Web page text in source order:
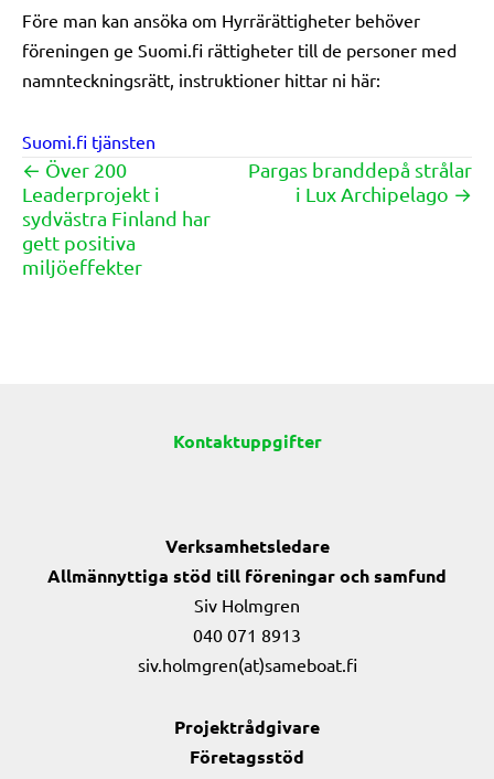
Före man kan ansöka om Hyrrärättigheter behöver
föreningen ge Suomi.fi rättigheter till de personer med
namnteckningsrätt, instruktioner hittar ni här:
Suomi.fi tjänsten
Posts
navigation
← Över 200
Leaderprojekt i
sydvästra Finland har
gett positiva
miljöeffekter
Pargas branddepå strålar
i Lux Archipelago →
Kontaktuppgifter
Verksamhetsledare
Allmännyttiga stöd till föreningar och samfund
Siv Holmgren
040 071 8913
siv.holmgren(at)sameboat.fi
Projektrådgivare
Företagsstöd